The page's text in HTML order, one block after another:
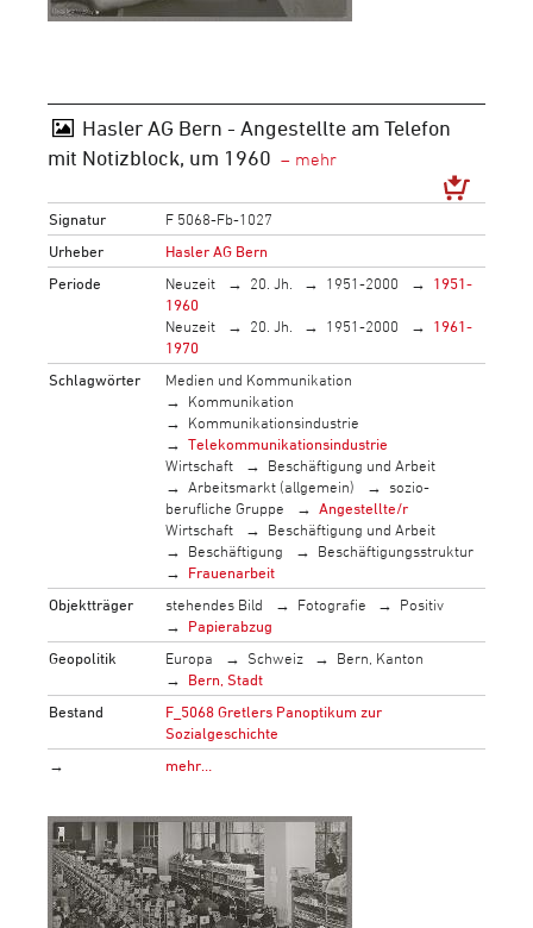
Hasler AG Bern - Angestellte am Telefon
mit Notizblock, um 1960
Signatur
F 5068-Fb-1027
Urheber
Hasler AG Bern
Periode
Neuzeit 20. Jh. 1951-2000
1951-
1960
Neuzeit
20. Jh. 1951-2000
1961-
1970
Schlagwörter
Medien und Kommunikation
Kommunikation
Kommunikationsindustrie
Telekommunikationsindustrie
Wirtschaft
Beschäftigung und Arbeit
Arbeitsmarkt (allgemein)
sozio-
berufliche Gruppe
Angestellte/r
Wirtschaft
Beschäftigung und Arbeit
Beschäftigung
Beschäftigungsstruktur
Frauenarbeit
Objektträger
stehendes Bild Fotografie
Positiv
Papierabzug
Geopolitik
Europa Schweiz
Bern, Kanton
Bern, Stadt
Bestand
F_5068 Gretlers Panoptikum zur
Sozialgeschichte
→
mehr…